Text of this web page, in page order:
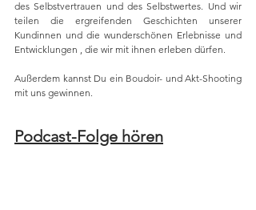
des Selbstvertrauen und des Selbstwertes. Und wir
teilen die ergreifenden Geschichten unserer
Kundinnen und die wunderschönen Erlebnisse und
Entwicklungen , die wir mit ihnen erleben dürfen.
Außerdem kannst Du ein Boudoir- und Akt-Shooting
mit uns gewinnen.
Podcast-Folge hören